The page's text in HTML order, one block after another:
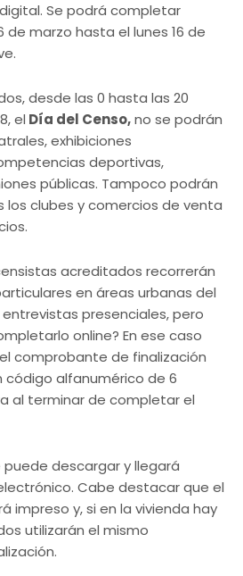
Se podrá completar
de marzo hasta el lunes 16 de
desde las 0 hasta las 20
el Día del Censo,no se podrán
exhibiciones
deportivas,
públicas. Tampoco podrán
clubes y comercios de venta
acreditados recorrerán
en áreas urbanas del
presenciales, pero
online? En ese caso
comprobante de finalización
código alfanumérico de 6
al terminar de completar el
descargar y llegará
Cabe destacar que el
impreso y, si en la vivienda hay
utilizarán el mismo